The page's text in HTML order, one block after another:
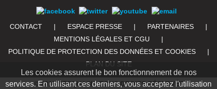
CONTACT | ESPACE PRESSE | PARTENAIRES
|
MENTIONS LÉGALES ET CGU
|
POLITIQUE DE PROTECTION DES DONNÉES ET COOKIES
|
PLAN DU SITE
© 2016 FFSQUASH. TOUS DROITS RÉSERVÉS
Les cookies assurent le bon fonctionnement de nos
services. En utilisant ces derniers, vous acceptez l'utilisation